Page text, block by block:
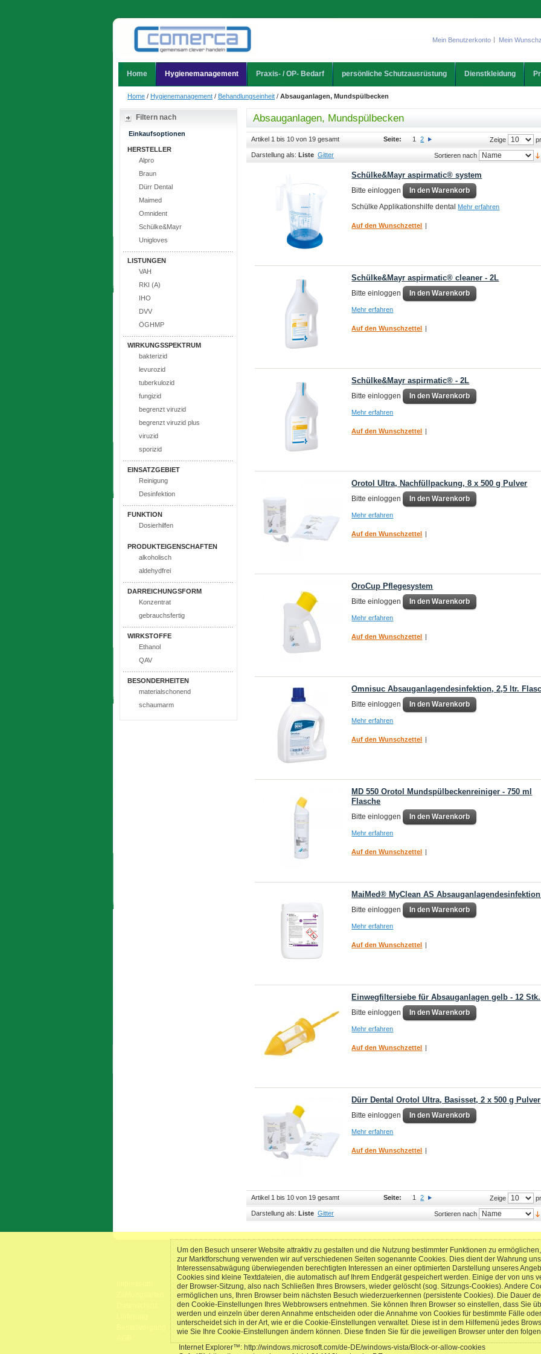
Mein Benutzerkonto Mein
Home Hygienemanagement Praxis- / OP- Bedarf persönliche Schutzausrüstung Dienstkleidung
Home / Hygienemanagement / Behandlungseinheit /Absauganlagen, Mundspülbecken
Absauganlagen, Mundspülbecken
Artikel 1 bis 10 von 19 gesamt Zeige
Seite: 1 2
Darstellung als: Liste Gitter Sortieren nach
Schülke&Mayr aspirmatic® system
Bitte einloggen
In den Warenkorb
Schülke Applikationshilfe dental Mehr erfahren
Auf den Wunschzettel |
Schülke&Mayr aspirmatic® cleaner - 2L
Bitte einloggen In den Warenkorb
Mehr erfahren
Auf den Wunschzettel |
Schülke&Mayr aspirmatic® - 2L
Bitte einloggen In den Warenkorb
Mehr erfahren
Auf den Wunschzettel |
Orotol Ultra, Nachfüllpackung, 8 x 500 g Pulver
Bitte einloggen In den Warenkorb
Mehr erfahren
Auf den Wunschzettel |
OroCup Pflegesystem
Bitte einloggen In den Warenkorb
Mehr erfahren
Auf den Wunschzettel |
Omnisuc Absauganlagendesinfektion, 2,5 ltr.
Bitte einloggen In den Warenkorb
Mehr erfahren
Auf den Wunschzettel |
MD 550 Orotol Mundspülbeckenreiniger - 750 ml
Flasche
Bitte einloggen In den Warenkorb
Mehr erfahren
Auf den Wunschzettel |
MaiMed® MyClean AS
Bitte einloggen In den Warenkorb
Mehr erfahren
Auf den Wunschzettel |
Einwegfiltersiebe für Absauganlagen gelb - 12 Stk.
Bitte einloggen In den Warenkorb
Mehr erfahren
Auf den Wunschzettel |
Dürr Dental Orotol Ultra, Basisset, 2 x 500 g Pulver
Bitte einloggen In den Warenkorb
Mehr erfahren
Auf den Wunschzettel |
Artikel 1 bis 10 von 19 gesamt Zeige
Seite: 1 2
Darstellung als: Liste Gitter Sortieren nach
Filtern nach
Einkaufsoptionen
HERSTELLER
Alpro
Braun
Dürr Dental
Maimed
Omnident
Schülke&Mayr
Unigloves
LISTUNGEN
VAH
RKI (A)
IHO
DVV
ÖGHMP
WIRKUNGSSPEKTRUM
bakterizid
levurozid
tuberkulozid
fungizid
begrenzt viruzid
begrenzt viruzid plus
viruzid
sporizid
EINSATZGEBIET
Reinigung
Desinfektion
FUNKTION
Dosierhilfen
PRODUKTEIGENSCHAFTEN
alkoholisch
aldehydfrei
DARREICHUNGSFORM
Konzentrat
gebrauchsfertig
WIRKSTOFFE
Ethanol
QAV
BESONDERHEITEN
materialschonend
schaumarm
Um den Besuch unserer Website attraktiv zu gestalten und die Nutzung bestimmter Funktionen zu
zur Marktforschung verwenden wir auf verschiedenen Seiten sogenannte Cookies. Dies dient der Wahrung
Interessensabwägung überwiegenden berechtigten Interessen an einer optimierten Darstellung unseres
Cookies sind kleine Textdateien, die automatisch auf Ihrem Endgerät gespeichert werden. Einige der von uns
der Browser-Sitzung, also nach Schließen Ihres Browsers, wieder gelöscht (sog. Sitzungs-Cookies). Andere
ermöglichen uns, Ihren Browser beim nächsten Besuch wiederzuerkennen (persistente Cookies). Die Dauer
den Cookie-Einstellungen Ihres Webbrowsers entnehmen. Sie können Ihren Browser so einstellen, dass Sie
werden und einzeln über deren Annahme entscheiden oder die Annahme von Cookies für bestimmte Fälle
unterscheidet sich in der Art, wie er die Cookie-Einstellungen verwaltet. Diese ist in dem Hilfemenü jedes
wie Sie Ihre Cookie-Einstellungen ändern können. Diese finden Sie für die jeweiligen Browser unter den
Internet Explorer™: http://windows.microsoft.com/de-DE/windows-vista/Block-or-allow-cookies